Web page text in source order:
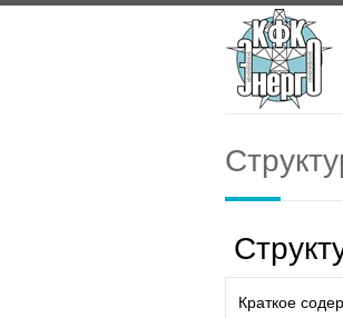
Краткое